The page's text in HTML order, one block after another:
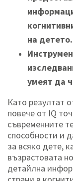
на детето.
умеят да
Като резултат
повече от IQ
съвременните
способности и
за всяко дете,
възрастовата
детайлна